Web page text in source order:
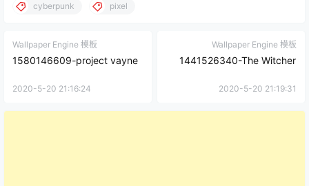
cyberpunk pixel
Wallpaper Engine 模板
1580146609-project vayne
2020-5-20 21:16:24
Wallpaper Engine 模板
1441526340-The Witcher
2020-5-20 21:19:31